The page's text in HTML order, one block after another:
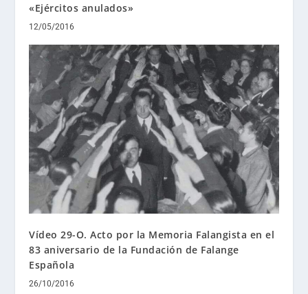
«Ejércitos anulados»
12/05/2016
Vídeo 29-O. Acto por la Memoria Falangista en el
83 aniversario de la Fundación de Falange
Española
26/10/2016